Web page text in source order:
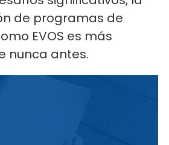
de programas de
EVOS es más
nunca antes.